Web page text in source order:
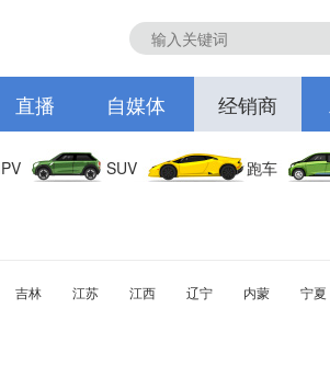
直播 自媒体 经销商
SUV 跑车
吉林 江苏 江西 辽宁 内蒙 宁夏